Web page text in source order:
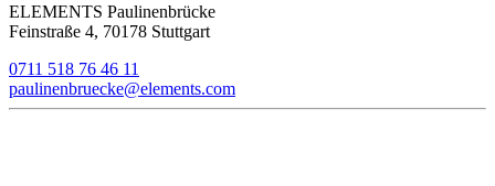
ELEMENTS Paulinenbrücke
Feinstraße 4, 70178 Stuttgart
0711 518 76 46 11
paulinenbruecke@elements.com